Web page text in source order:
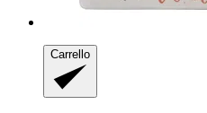
Carrello